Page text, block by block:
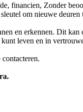
financien, Zonder
om nieuwe
en erkennen. Dit
leven en in